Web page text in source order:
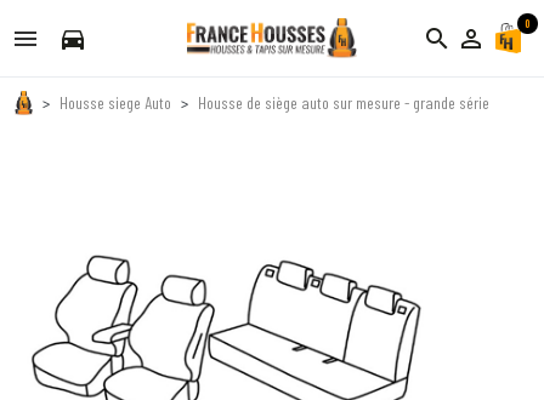
directions_car search person_outline
0
Housse siege Auto Housse de siège auto sur mesure - grande série